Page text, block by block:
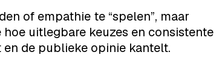
of empathie te “spelen”, maar
uitlegbare keuzes en consistente
de publieke opinie kantelt.